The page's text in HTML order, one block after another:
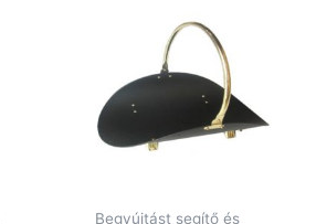
Begyújtást segítő és